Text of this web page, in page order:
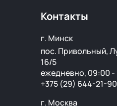
Контакты
г. Минск
пос. Привольный,
16/5
ежедневно, 09:00 -
+375 (29) 644-21-90
г. Москва